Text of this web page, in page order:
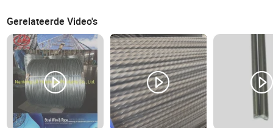
Gerelateerde Video's